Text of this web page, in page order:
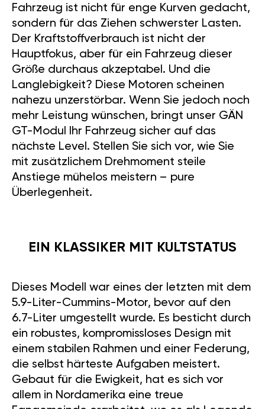
Fahrzeug ist nicht für enge Kurven gedacht,
sondern für das Ziehen schwerster Lasten.
Der Kraftstoffverbrauch ist nicht der
Hauptfokus, aber für ein Fahrzeug dieser
Größe durchaus akzeptabel. Und die
Langlebigkeit? Diese Motoren scheinen
nahezu unzerstörbar. Wenn Sie jedoch noch
mehr Leistung wünschen, bringt unser GÄN
GT-Modul Ihr Fahrzeug sicher auf das
nächste Level. Stellen Sie sich vor, wie Sie
mit zusätzlichem Drehmoment steile
Anstiege mühelos meistern – pure
Überlegenheit.
EIN KLASSIKER MIT KULTSTATUS
Dieses Modell war eines der letzten mit dem
5.9-Liter-Cummins-Motor, bevor auf den
6.7-Liter umgestellt wurde. Es besticht durch
ein robustes, kompromissloses Design mit
einem stabilen Rahmen und einer Federung,
die selbst härteste Aufgaben meistert.
Gebaut für die Ewigkeit, hat es sich vor
allem in Nordamerika eine treue